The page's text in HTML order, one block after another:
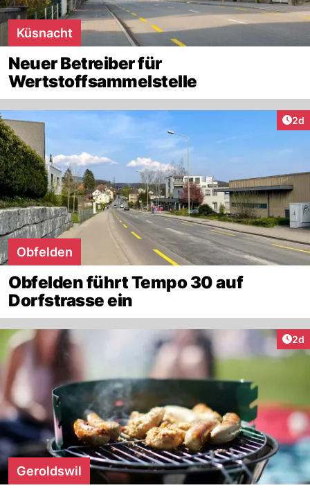
Küsnacht
Neuer Betreiber für
Wertstoffsammelstelle
2d
Obfelden
Obfelden führt Tempo 30 auf
Dorfstrasse ein
2d
Geroldswil